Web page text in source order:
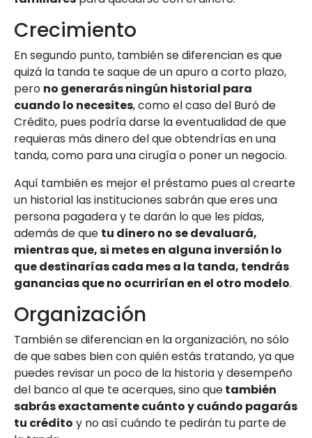
Crecimiento
En segundo punto, también se diferencian es que
quizá la tanda te saque de un apuro a corto plazo,
pero no generarás ningún historial para
cuando lo necesites, como el caso del Buró de
Crédito, pues podría darse la eventualidad de que
requieras más dinero del que obtendrías en una
tanda, como para una cirugía o poner un negocio.
Aquí también es mejor el préstamo pues al crearte
un historial las instituciones sabrán que eres una
persona pagadera y te darán lo que les pidas,
además de que tu dinero no se devaluará,
mientras que, si metes en alguna inversión lo
que destinarías cada mes a la tanda, tendrás
ganancias que no ocurrirían en el otro modelo.
Organización
También se diferencian en la organización, no sólo
de que sabes bien con quién estás tratando, ya que
puedes revisar un poco de la historia y desempeño
del banco al que te acerques, sino quetambién
sabrás exactamente cuánto y cuándo pagarás
tu crédito y no así cuándo te pedirán tu parte de